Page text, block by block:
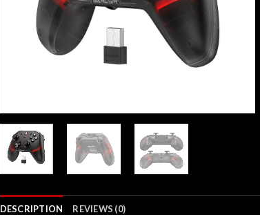
DESCRIPTION REVIEWS (0)